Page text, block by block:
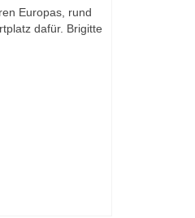
Europas, rund
dafür. Brigitte